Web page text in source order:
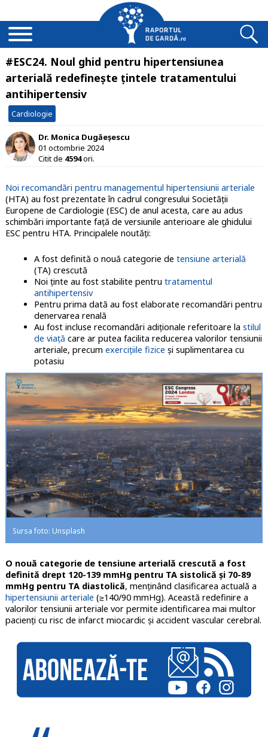
#ESC24. Noul ghid pentru hipertensiunea
arterială redefineşte ţintele tratamentului
antihipertensiv
Cardiologie
Dr. Monica Dugăeșescu
01 octombrie 2024
Citit de 4594ori.
Noi recomandări pentru managementul hipertensiunii arteriale
(HTA) au fost prezentate în cadrul congresului Societăţii
Europene de Cardiologie (ESC) de anul acesta, care au adus
schimbări importante faţă de versiunile anterioare ale ghidului
ESC pentru HTA. Principalele noutăţi:
A fost definită o nouă categorie de tensiune arterială
(TA) crescută
Noi ţinte au fost stabilite pentru tratamentul
antihipertensiv
Pentru prima dată au fost elaborate recomandări pentru
denervarea renală
Au fost incluse recomandări adiţionale referitoare la stilul
de viaţă care ar putea facilita reducerea valorilor tensiunii
arteriale, precum exerciţiile fizice şi suplimentarea cu
potasiu
Sursa foto: Unsplash
O nouă categorie de tensiune arterială crescută a fost
definită drept 120-139 mmHg pentru TA sistolică şi 70-89
mmHg pentru TA diastolică, menţinând clasificarea actuală a
hipertensiunii arteriale (≥140/90 mmHg). Această redefinire a
valorilor tensiunii arteriale vor permite identificarea mai multor
pacienţi cu risc de infarct miocardic şi accident vascular cerebral.